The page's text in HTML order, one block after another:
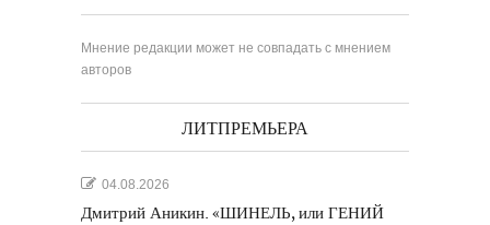
Мнение редакции может не совпадать с мнением
авторов
ЛИТПРЕМЬЕРА
04.08.2026
Дмитрий Аникин. «ШИНЕЛЬ, или ГЕНИЙ